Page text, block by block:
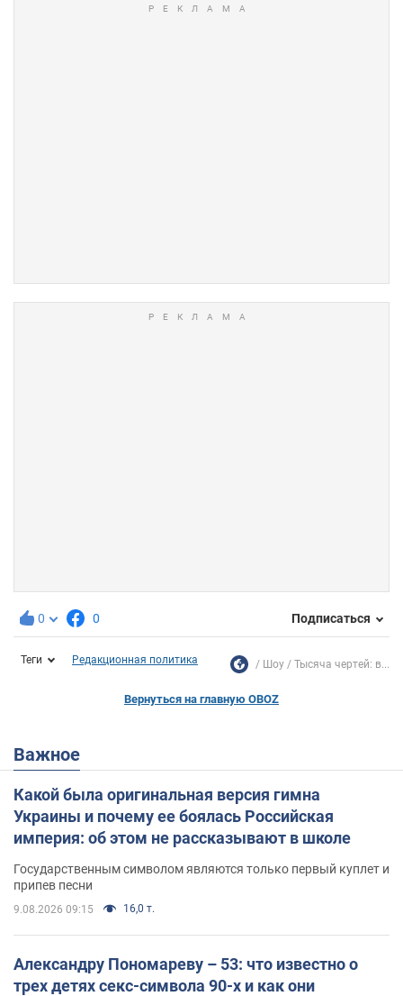
0 0 Подписаться
Теги Редакционная политика Шоу Тысяча чертей: в...
Вернуться на главную OBOZ
Важное
Какой была оригинальная версия гимна
Украины и почему ее боялась Российская
империя: об этом не рассказывают в школе
Государственным символом являются только первый куплет и
припев песни
9.08.2026 09:15 16,0 т.
Александру Пономареву – 53: что известно о
трех детях секс-символа 90-х и как они